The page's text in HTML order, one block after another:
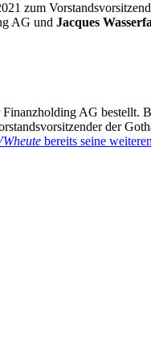
zum
AG und Jacques
AG bestellt.
der
bereits seine